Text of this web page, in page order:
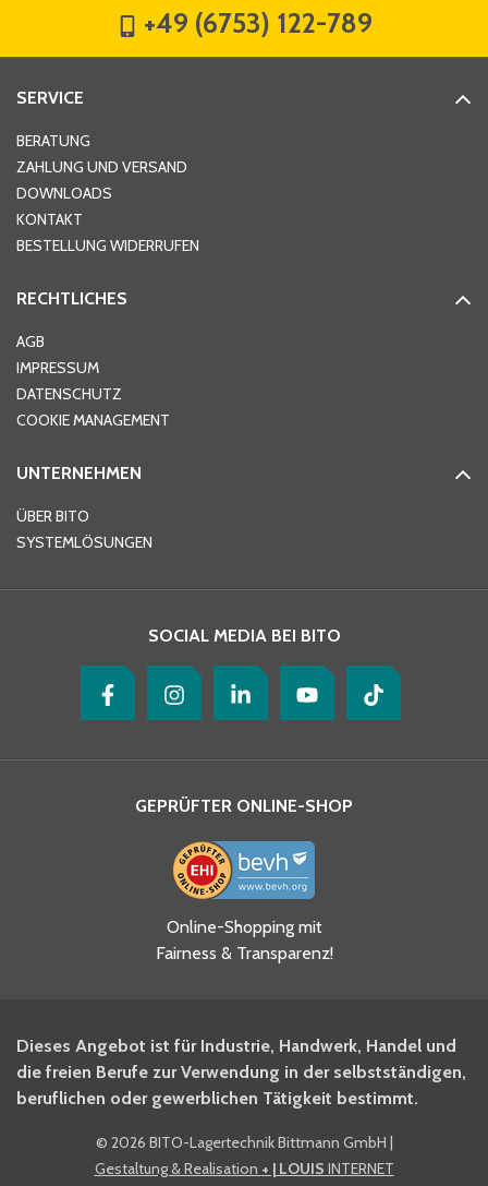
Hausnummer
Ort*
Telefon
Ja, ich habe die
Datenschutzhinweise gelesen
und akzeptiere diese.
BITO Newsletter Fachwissen
Intralogistiker anmelden.
Ja, ich möchte mich für den
BITO Shop-Newsletter
+49 (6753) 122-789
SERVICE
BERATUNG
ZAHLUNG UND VERSAND
DOWNLOADS
KONTAKT
BESTELLUNG WIDERRUFEN
RECHTLICHES
AGB
IMPRESSUM
DATENSCHUTZ
COOKIE MANAGEMENT
UNTERNEHMEN
ÜBER BITO
SYSTEMLÖSUNGEN
SOCIAL MEDIA BEI BITO
GEPRÜFTER ONLINE-SHOP
Online-Shopping mit
Fairness & Transparenz!
Dieses Angebot ist für Industrie, Handwerk, Handel und
die freien Berufe zur Verwendung in der selbstständigen,
beruflichen oder gewerblichen Tätigkeit bestimmt.
© 2026 BITO-Lagertechnik Bittmann GmbH |
Gestaltung & Realisation + | LOUIS INTERNET